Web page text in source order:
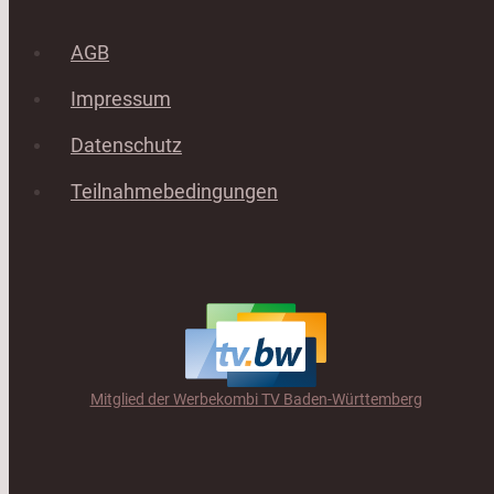
AGB
Impressum
Datenschutz
Teilnahmebedingungen
Mitglied der Werbekombi TV Baden-Württemberg